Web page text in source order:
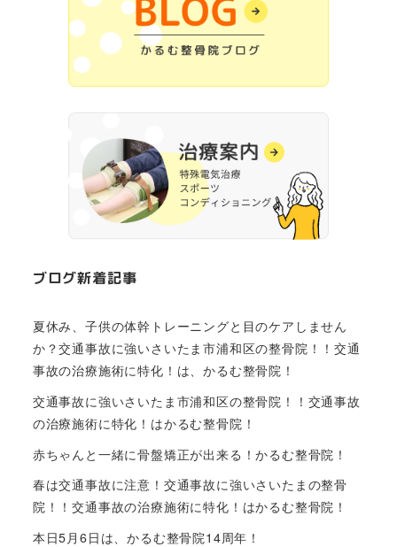
ブログ新着記事
夏休み、子供の体幹トレーニングと目のケアしません
か？交通事故に強いさいたま市浦和区の整骨院！！交通
事故の治療施術に特化！は、かるむ整骨院！
交通事故に強いさいたま市浦和区の整骨院！！交通事故
の治療施術に特化！はかるむ整骨院！
赤ちゃんと一緒に骨盤矯正が出来る！かるむ整骨院！
春は交通事故に注意！交通事故に強いさいたまの整骨
院！！交通事故の治療施術に特化！はかるむ整骨院！
本日5月6日は、かるむ整骨院14周年！